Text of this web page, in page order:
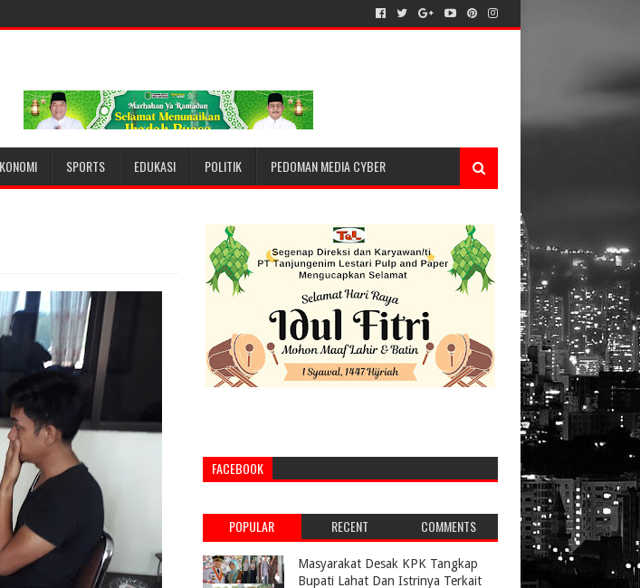
SPORTS EDUKASI POLITIK PEDOMAN MEDIA CYBER
FACEBOOK
POPULAR RECENT COMMENTS
Masyarakat Desak KPK Tangkap
Bupati Lahat Dan Istrinya Terkait